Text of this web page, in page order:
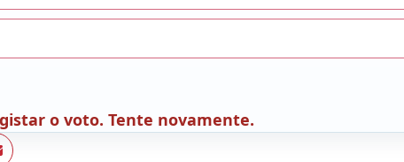
o voto. Tente novamente.